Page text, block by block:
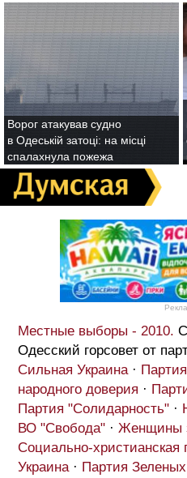
Ворог атакував судно
в Одеській затоці: на місці
спалахнула пожежа
Местные выборы - 2010.
Одесский горсовет от
Сильная Украина·
народного доверия ·
Партия "Солидарность" ·
ВО "Свобода" · Женщины
Социально-христианская
Украина· Партия Зеленых